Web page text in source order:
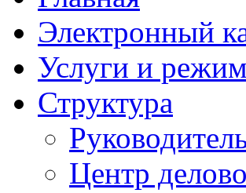
Электронный
Услуги и
Структура
Центр